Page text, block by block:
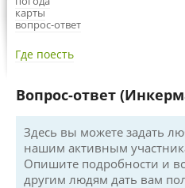
карты
вопрос-ответ
Где поесть
Вопрос-ответ
Здесь вы можете задать
нашим активным
Опишите подробности и
другим людям дать вам